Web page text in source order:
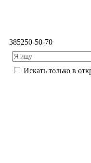
385250-50-70
Искать только в